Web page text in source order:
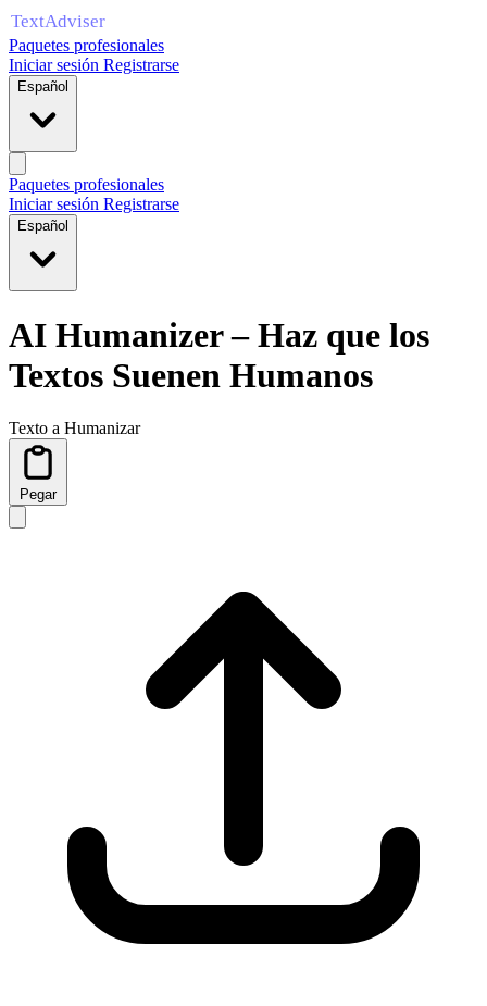
Paquetes profesionales
Iniciar sesión Registrarse
Español
Paquetes profesionales
Iniciar sesión Registrarse
Español
AI Humanizer – Haz que los
Textos Suenen Humanos
Texto a Humanizar
Pegar